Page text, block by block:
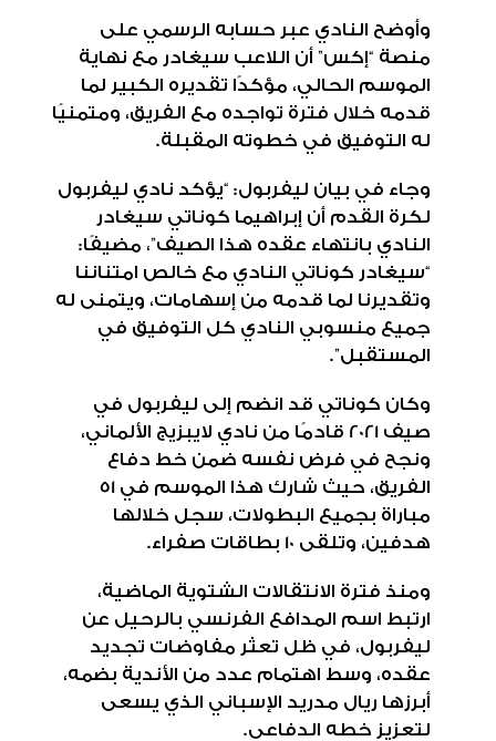
وأوضح النادي عبر حسابه الرسمي على
منصة “إكس” أن اللاعب سيغادر مع نهاية
الموسم الحالي، مؤكدًا تقديره الكبير لما
قدمه خلال فترة تواجده مع الفريق، ومتمنيًا
له التوفيق في خطوته المقبلة.
وجاء في بيان ليفربول: “يؤكد نادي ليفربول
لكرة القدم أن إبراهيما كوناتي سيغادر
النادي بانتهاء عقده هذا الصيف”، مضيفًا:
“سيغادر كوناتي النادي مع خالص امتناننا
وتقديرنا لما قدمه من إسهامات، ويتمنى له
جميع منسوبي النادي كل التوفيق في
المستقبل”.
وكان كوناتي قد انضم إلى ليفربول في
صيف 2021 قادمًا من نادي لايبزيج الألماني،
ونجح في فرض نفسه ضمن خط دفاع
الفريق، حيث شارك هذا الموسم في 51
مباراة بجميع البطولات، سجل خلالها
هدفين، وتلقى 10 بطاقات صفراء.
ومنذ فترة الانتقالات الشتوية الماضية،
ارتبط اسم المدافع الفرنسي بالرحيل عن
ليفربول، في ظل تعثر مفاوضات تجديد
عقده، وسط اهتمام عدد من الأندية بضمه،
أبرزها ريال مدريد الإسباني الذي يسعى
لتعزيز خطه الدفاعي.